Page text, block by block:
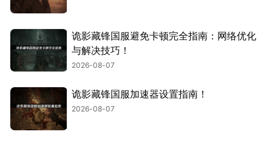
诡影藏锋国服避免卡顿完全指南：网络优化
与解决技巧！
2026-08-07
诡影藏锋国服加速器设置指南！
2026-08-07